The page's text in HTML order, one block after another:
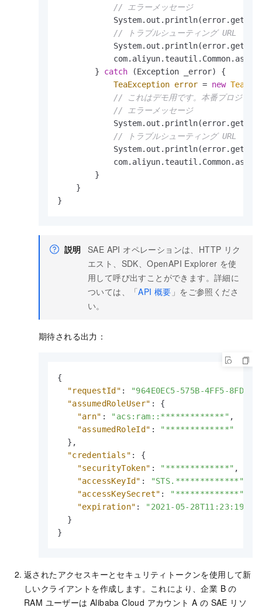
// エラーメッセージ
// トラブルシューティング URL
        }
catch (Exception _error) {
TeaException error = new
// これはデモ用です。本番プロジェク
// エラーメッセージ
// トラブルシューティング URL
        }
    }
説明 SAE API オペレーションは、HTTP リク
エスト、SDK、OpenAPI Explorer を使
用して呼び出すことができます。詳細に
ついては、「API 概要 」をご参照くださ
い。
期待される出力：
{
"requestId" :
"964E0EC5-575B-4FF5-8FD0-
"assumedRoleUser" :
{
"arn" : "acs:ram::*************" ,
"assumedRoleId" :
"*************"
} ,
"credentials" :
{
"securityToken" : "*************" ,
"accessKeyId" : "STS.*************"
"accessKeySecret" : "*************"
"expiration" :
"2021-05-28T11:23:19Z"
}
}
返されたアクセスキーとセキュリティトークンを使用して新
しいクライアントを作成します。これにより、企業 B の
RAM ユーザーは Alibaba Cloud アカウント A の SAE リソ